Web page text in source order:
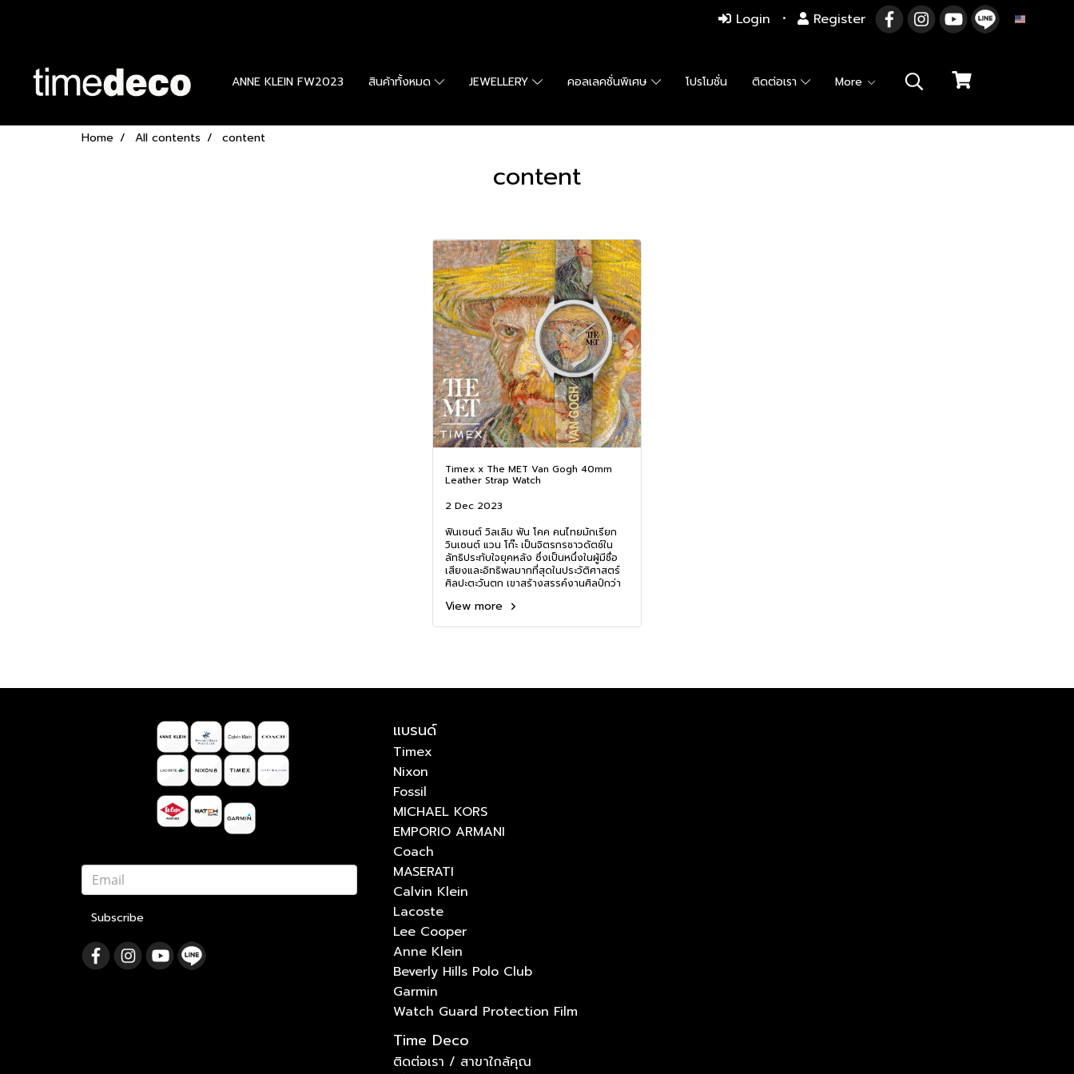
Login Register
ANNE KLEIN FW2023 สินค้าทั้งหมด JEWELLERY คอลเลคชั่นพิเศษ โปรโมชั่น ติดต่อเรา More
Home All contents content
content
Timex x The MET Van Gogh 40mm
Leather Strap Watch
2 Dec 2023
ฟินเซนต์ วิลเลิม ฟัน โคค คนไทยมักเรียก
วินเซนต์ แวน โก๊ะ เป็นจิตรกรชาวดัตช์ใน
ลัทธิประทับใจยุคหลัง ซึ่งเป็นหนึ่งในผู้มีชื่อ
เสียงและอิทธิพลมากที่สุดในประวัติศาสตร์
ศิลปะตะวันตก เขาสร้างสรรค์งานศิลป์กว่า
View more
Subscribe
แบรนด์
Timex
Nixon
Fossil
MICHAEL KORS
EMPORIO ARMANI
Coach
MASERATI
Calvin Klein
Lacoste
Lee Cooper
Anne Klein
Beverly Hills Polo Club
Garmin
Watch Guard Protection Film
Time Deco
ติดต่อเรา / สาขาใกล้คุณ